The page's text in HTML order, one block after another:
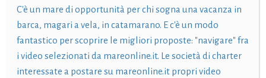
C'è un mare di opportunità per chi sogna una vacanza in
barca, magari a vela, in catamarano. E c'è un modo
fantastico per scoprire le migliori proposte: "navigare" fra
i video selezionati da mareonline.it. Le società di charter
interessate a postare su mareonline.it propri video